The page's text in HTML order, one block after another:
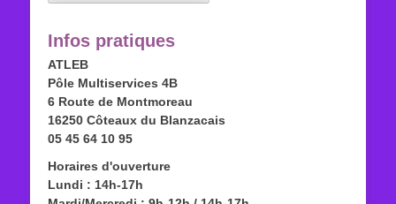
Infos pratiques
ATLEB
Pôle Multiservices 4B
6 Route de Montmoreau
16250 Côteaux du Blanzacais
05 45 64 10 95
Horaires d'ouverture
Lundi : 14h-17h